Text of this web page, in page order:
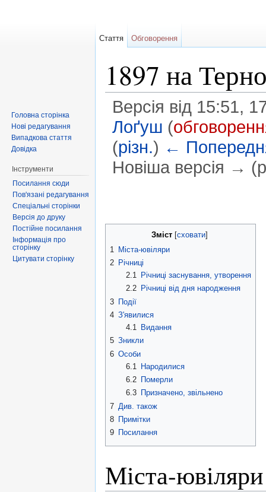
1897 на
Версія від 15:51,
Лоґуш (
(різн.) ←
Новіша версія →
Зміст[сховати]
1
Міста-ювіляри
2 Річниці
2.1
Річниці заснування, утворення
2.2
Річниці від дня народження
3 Події
4 З'явилися
4.1
Видання
5 Зникли
6 Особи
6.1
Народилися
6.2
Померли
6.3
Призначено, звільнено
7 Див. також
8 Примітки
9 Посилання
Міста-ювіляри
Стаття Обговорення
Головна сторінка
Нові редагування
Випадкова стаття
Довідка
Інструменти
Посилання сюди
Пов'язані редагування
Спеціальні сторінки
Версія до друку
Постійне посилання
Інформація про
сторінку
Цитувати сторінку